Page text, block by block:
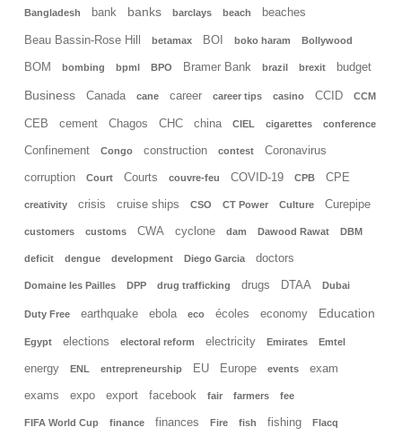
Bangladesh bank banks barclays beach beaches
Beau Bassin-Rose Hill betamax BOI boko haram Bollywood
BOM bombing bpml BPO Bramer Bank brazil brexit budget
Business Canada cane career career tips casino CCID CCM
CEB cement Chagos CHC china CIEL cigarettes conference
Confinement Congo construction contest Coronavirus
corruption Court Courts couvre-feu COVID-19 CPB CPE
creativity crisis cruise ships CSO CT Power Culture Curepipe
customers customs CWA cyclone dam Dawood Rawat DBM
deficit dengue development Diego Garcia doctors
Domaine les Pailles DPP drug trafficking drugs DTAA Dubai
Duty Free earthquake ebola eco écoles economy Education
Egypt elections electoral reform electricity Emirates Emtel
energy ENL entrepreneurship EU Europe events exam
exams expo export facebook fair farmers fee
FIFA World Cup finance finances Fire fish fishing Flacq